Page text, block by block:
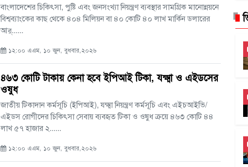
বাংলাদেশের চিকিৎসা, পুষ্টি এবং জনসংখ্যা নিয়ন্ত্রণ ব্যবস্থার সামগ্রিক মানোন্নয়নে
বিশ্বব্যাংকের কাছ থেকে ৪০৪ মিলিয়ন বা ৪০ কোটি ৪০ লাখ মার্কিন ডলারের
আর্......
১২:০০ এএম, ১০ জুন, বুধবার,২০২৬
৪৬৩ কোটি টাকায় কেনা হবে ইপিআই টিকা, যক্ষ্মা ও এইডসের
ওষুধ
জাতীয় টিকাদান কর্মসূচি (ইপিআই), যক্ষ্মা নিয়ন্ত্রণ কর্মসূচি এবং এইচআইভি/
এইডস রোগীদের চিকিৎসা সেবায় ব্যবহৃত টিকা ও ওষুধ ক্রয়ে ৪৬৩ কোটি ৪৪
লাখ ৫৭ হাজার ২......
১২:০০ এএম, ১০ জুন, বুধবার,২০২৬